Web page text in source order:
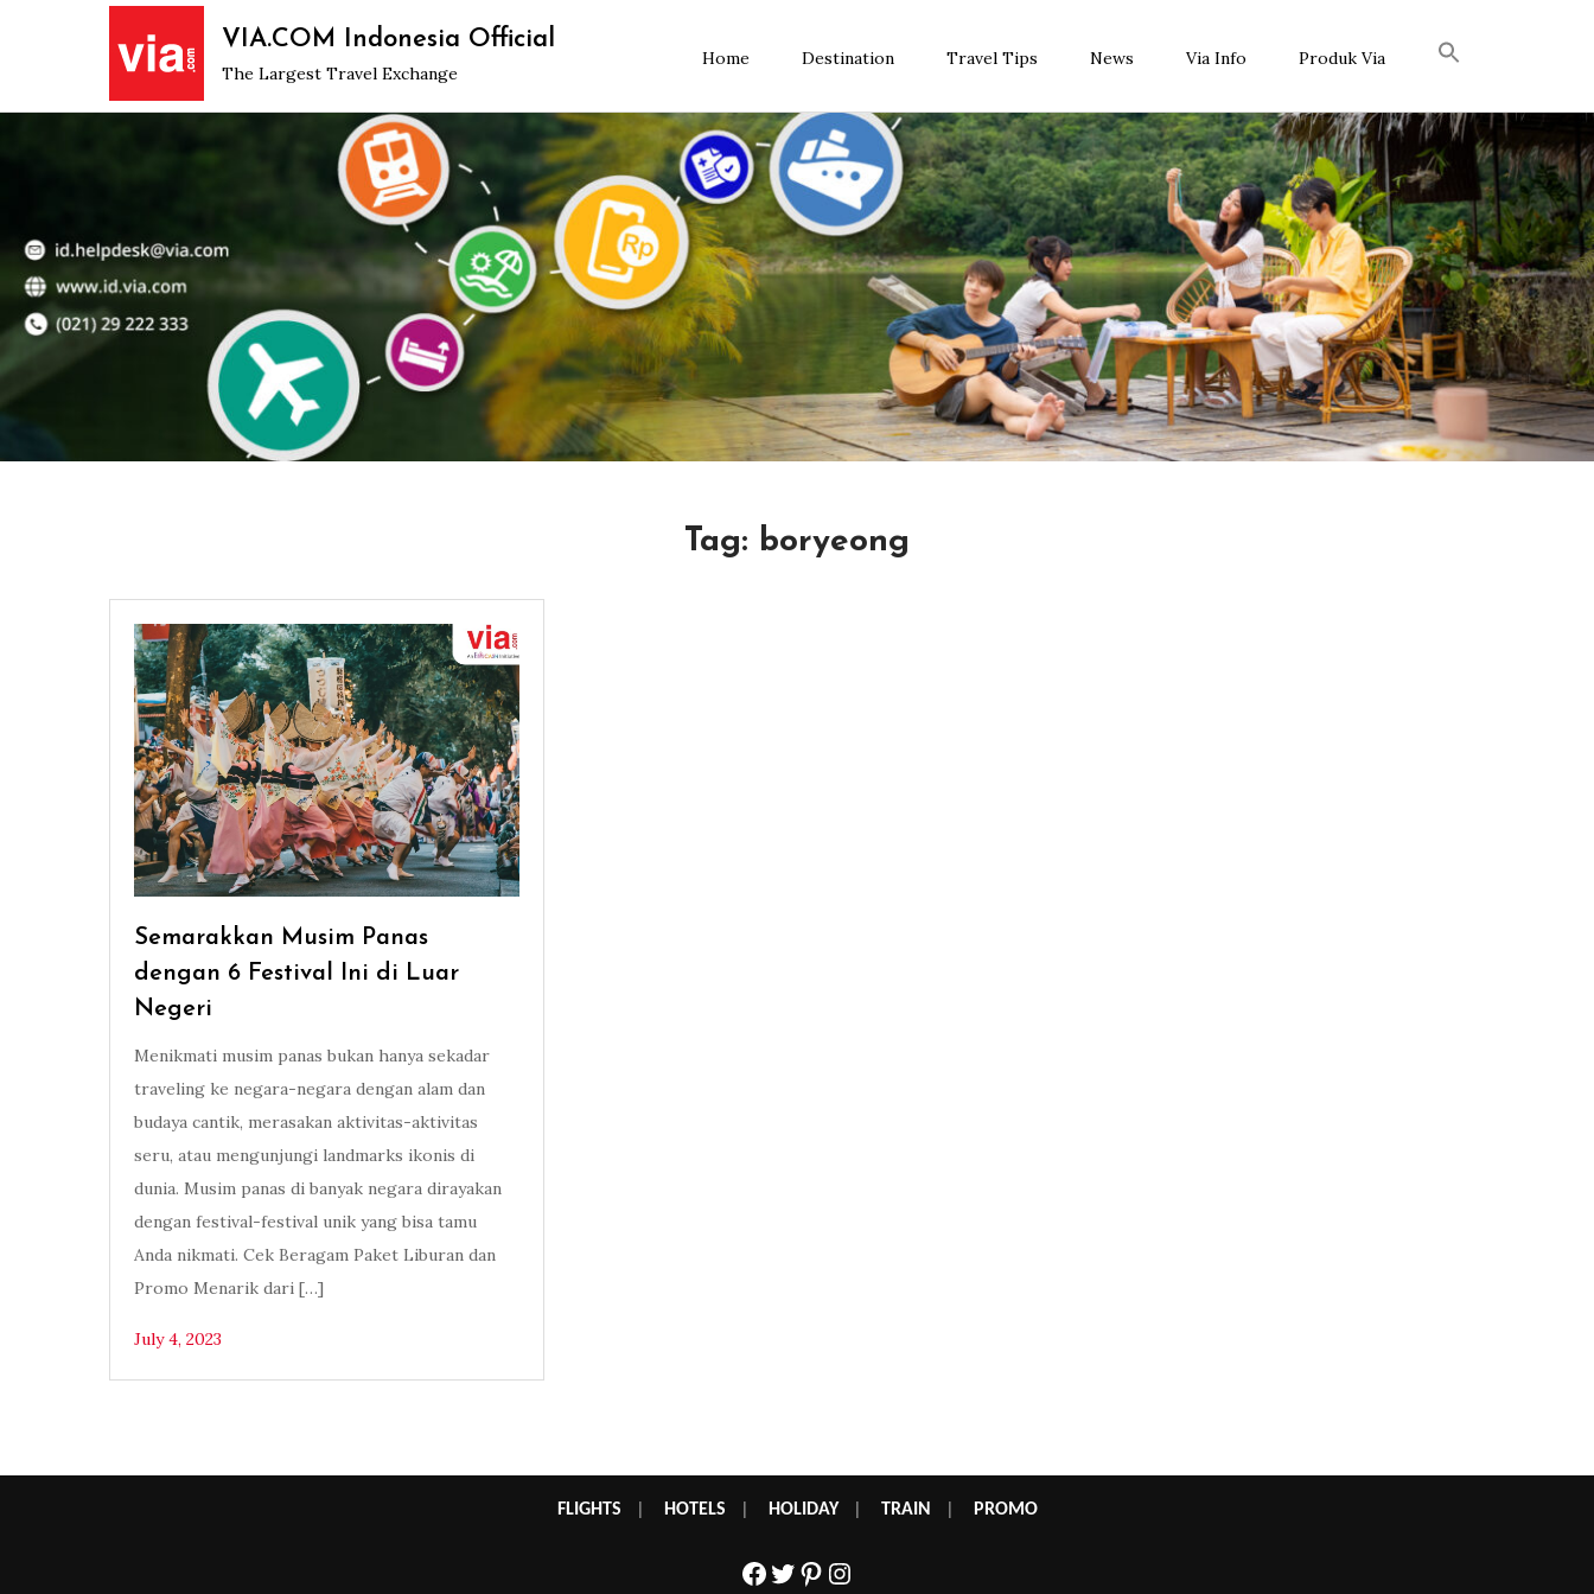
VIA.COM Indonesia Official
The Largest Travel Exchange
Home Destination Travel Tips News Via Info Produk Via
Tag: boryeong
Semarakkan Musim Panas
dengan 6 Festival Ini di Luar
Negeri
Menikmati musim panas bukan hanya sekadar
traveling ke negara-negara dengan alam dan
budaya cantik, merasakan aktivitas-aktivitas
seru, atau mengunjungi landmarks ikonis di
dunia. Musim panas di banyak negara dirayakan
dengan festival-festival unik yang bisa tamu
Anda nikmati. Cek Beragam Paket Liburan dan
Promo Menarik dari […]
July 4, 2023
FLIGHTS HOTELS HOLIDAY| TRAIN PROMO
Facebook
Twitter
Pinterest
Instagram